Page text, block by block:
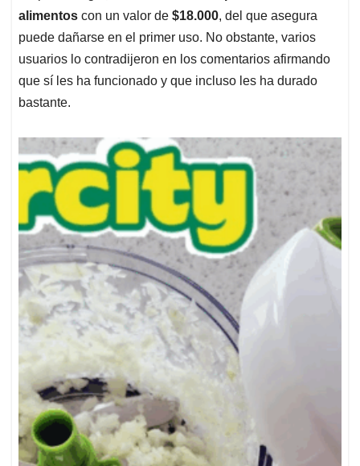
alimentos con un valor de $18.000, del que asegura
puede dañarse en el primer uso. No obstante, varios
usuarios lo contradijeron en los comentarios afirmando
que sí les ha funcionado y que incluso les ha durado
bastante.